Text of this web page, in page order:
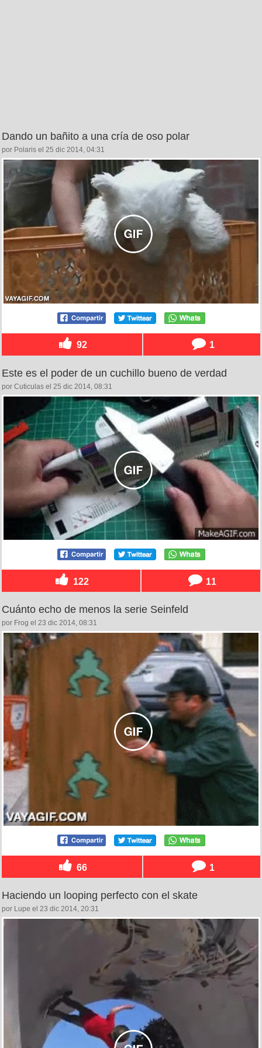
Dando un bañito a una cría de oso polar
por Polaris el 25 dic 2014, 04:31
92 1
Este es el poder de un cuchillo bueno de verdad
por Cuticulas el 25 dic 2014, 08:31
122 11
Cuánto echo de menos la serie Seinfeld
por Frog el 23 dic 2014, 08:31
66 1
Haciendo un looping perfecto con el skate
por Lupe el 23 dic 2014, 20:31